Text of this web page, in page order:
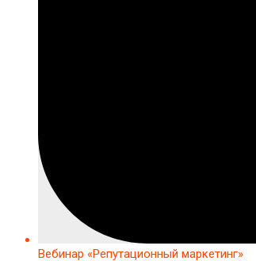
Вебинар «Репутационный маркетинг»